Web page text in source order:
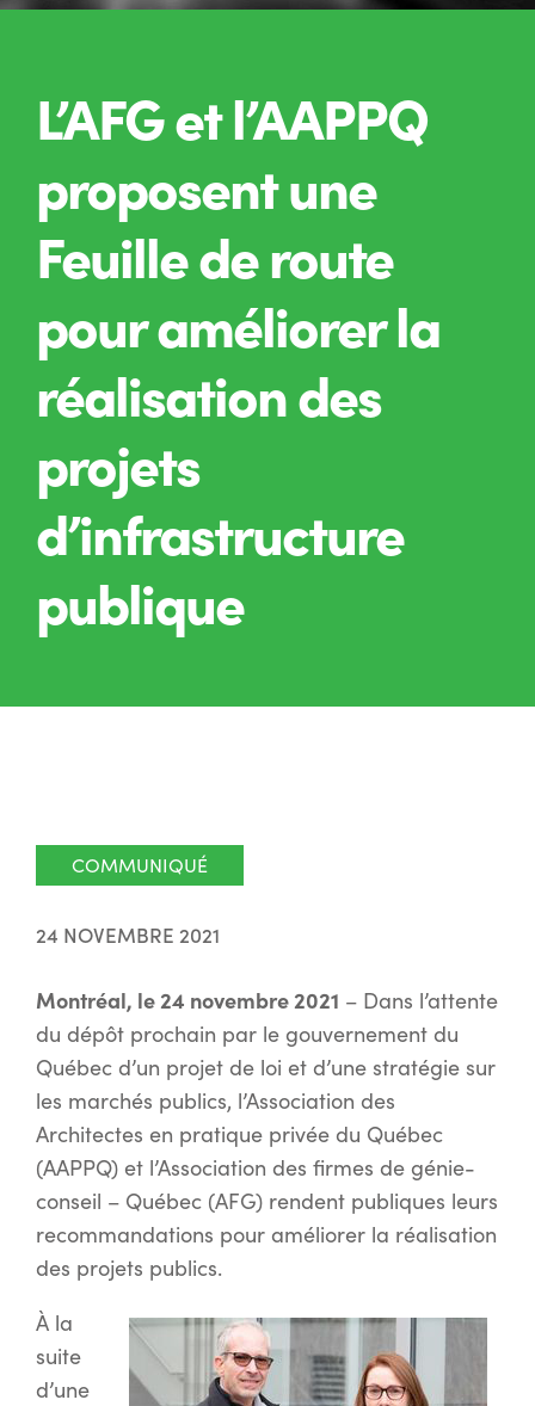
L’AFG et l’AAPPQ
proposent une
Feuille de route
pour améliorer la
réalisation des
projets
d’infrastructure
publique
COMMUNIQUÉ
24 NOVEMBRE 2021
Montréal, le 24 novembre 2021 – Dans l’attente
du dépôt prochain par le gouvernement du
Québec d’un projet de loi et d’une stratégie sur
les marchés publics, l’Association des
Architectes en pratique privée du Québec
(AAPPQ) et l’Association des firmes de génie-
conseil – Québec (AFG) rendent publiques leurs
recommandations pour améliorer la réalisation
des projets publics.
À la
suite
d’une